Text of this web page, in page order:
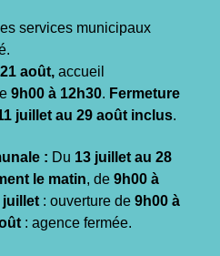
services municipaux
août, accueil
9h00 à 12h30. Fermeture
juillet au 29 août inclus.
: Du 13 juillet au 28
le matin, de 9h00 à
juillet : ouverture de 9h00 à
: agence fermée.